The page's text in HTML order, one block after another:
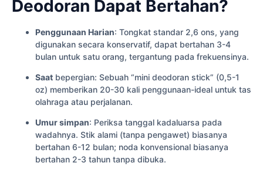
Deodoran Dapat Bertahan?
Penggunaan Harian: Tongkat standar 2,6 ons, yang
digunakan secara konservatif, dapat bertahan 3-4
bulan untuk satu orang, tergantung pada frekuensinya.
Saat bepergian: Sebuah “mini deodoran stick” (0,5-1
oz) memberikan 20-30 kali penggunaan-ideal untuk tas
olahraga atau perjalanan.
Umur simpan: Periksa tanggal kadaluarsa pada
wadahnya. Stik alami (tanpa pengawet) biasanya
bertahan 6-12 bulan; noda konvensional biasanya
bertahan 2-3 tahun tanpa dibuka.